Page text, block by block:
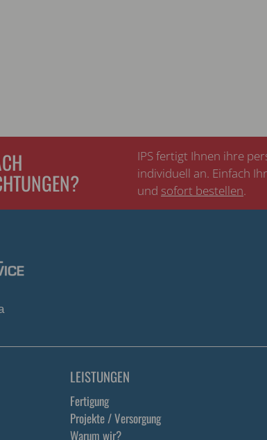
IPS fertigt Ihnen ihre
individuell an. Einfach
und sofort bestellen.
LEISTUNGEN
Fertigung
Projekte / Versorgung
Warum wir?